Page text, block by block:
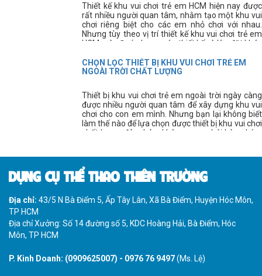
Thiết kế khu vui chơi trẻ em HCM hiện nay được
rất nhiều người quan tâm, nhằm tạo một khu vui
chơi riêng biệt cho các em nhỏ chơi với nhau.
Nhưng tùy theo vị trí thiết kế khu vui chơi trẻ em
HCM mà sẽ có phương án thiết kế và lắp đặt khác
CHỌN LỌC THIẾT BỊ KHU VUI CHƠI TRẺ EM
NGOÀI TRỜI CHẤT LƯỢNG
Thiết bị khu vui chơi trẻ em ngoài trời ngày càng
được nhiều người quan tâm để xây dựng khu vui
chơi cho con em mình. Nhưng bạn lại không biết
làm thế nào để lựa chọn được thiết bị khu vui chơi
chất lượng đảm bảo, không mua phải hàng kém
DỤNG CỤ THỂ THAO THIÊN TRƯỜNG
Địa chỉ: 43/5 N Bà Điểm 5, Ấp Tây Lân, Xã Bà Điểm, Huyện Hóc Môn,
TP HCM
Địa chỉ Xưởng: Số 14 đường số 5, KDC Hoàng Hải, Bà Điểm, Hóc
Môn, TP HCM
P. Kinh Doanh: (0909625007) - 0976 76 9497(Ms. Lệ)